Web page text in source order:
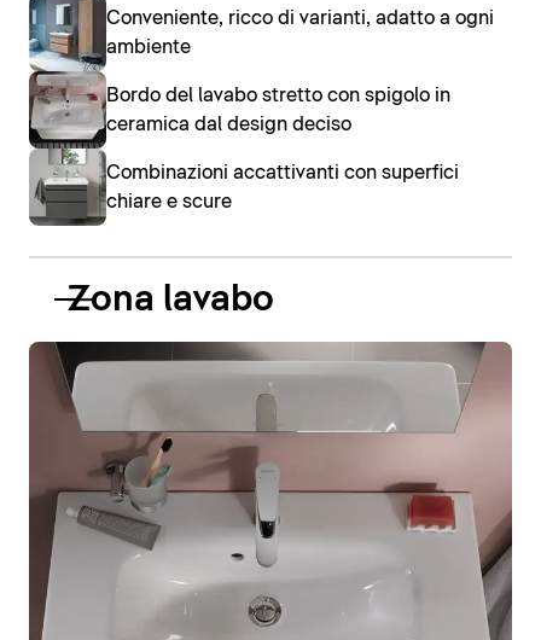
Conveniente, ricco di varianti, adatto a ogni
ambiente
Bordo del lavabo stretto con spigolo in
ceramica dal design deciso
Combinazioni accattivanti con superfici
chiare e scure
Zona lavabo